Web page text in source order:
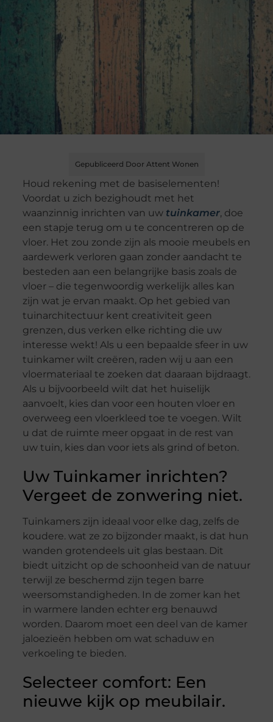
Gepubliceerd Door Attent Wonen
Houd rekening met de basiselementen!
Voordat u zich bezighoudt met het
waanzinnig inrichten van uw tuinkamer, doe
een stapje terug om u te concentreren op de
vloer. Het zou zonde zijn als mooie meubels en
aardewerk verloren gaan zonder aandacht te
besteden aan een belangrijke basis zoals de
vloer – die tegenwoordig werkelijk alles kan
zijn wat je ervan maakt. Op het gebied van
tuinarchitectuur kent creativiteit geen
grenzen, dus verken elke richting die uw
interesse wekt! Als u een bepaalde sfeer in uw
tuinkamer wilt creëren, raden wij u aan een
vloermateriaal te zoeken dat daaraan bijdraagt.
Als u bijvoorbeeld wilt dat het huiselijk
aanvoelt, kies dan voor een houten vloer en
overweeg een vloerkleed toe te voegen. Wilt
u dat de ruimte meer opgaat in de rest van
uw tuin, kies dan voor iets als grind of beton.
Uw Tuinkamer inrichten?
Vergeet de zonwering niet.
Tuinkamers zijn ideaal voor elke dag, zelfs de
koudere. wat ze zo bijzonder maakt, is dat hun
wanden grotendeels uit glas bestaan. Dit
biedt uitzicht op de schoonheid van de natuur
terwijl ze beschermd zijn tegen barre
weersomstandigheden. In de zomer kan het
in warmere landen echter erg benauwd
worden. Daarom moet een deel van de kamer
jaloezieën hebben om wat schaduw en
verkoeling te bieden.
Selecteer comfort: Een
nieuwe kijk op meubilair.